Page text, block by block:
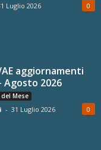
Luglio 2026 0
aggiornamenti
Agosto 2026
Mese
- 31 Luglio 2026 0